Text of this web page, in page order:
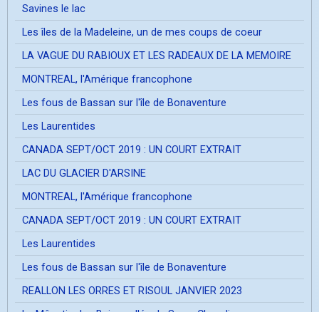
Savines le lac
Les îles de la Madeleine, un de mes coups de coeur
LA VAGUE DU RABIOUX ET LES RADEAUX DE LA MEMOIRE
MONTREAL, l'Amérique francophone
Les fous de Bassan sur l'île de Bonaventure
Les Laurentides
CANADA SEPT/OCT 2019 : UN COURT EXTRAIT
LAC DU GLACIER D'ARSINE
MONTREAL, l'Amérique francophone
CANADA SEPT/OCT 2019 : UN COURT EXTRAIT
Les Laurentides
Les fous de Bassan sur l'île de Bonaventure
REALLON LES ORRES ET RISOUL JANVIER 2023